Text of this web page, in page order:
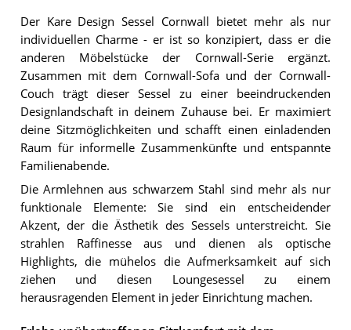
Der Kare Design Sessel Cornwall bietet mehr als nur
individuellen Charme - er ist so konzipiert, dass er die
anderen Möbelstücke der Cornwall-Serie ergänzt.
Zusammen mit dem Cornwall-Sofa und der Cornwall-
Couch trägt dieser Sessel zu einer beeindruckenden
Designlandschaft in deinem Zuhause bei. Er maximiert
deine Sitzmöglichkeiten und schafft einen einladenden
Raum für informelle Zusammenkünfte und entspannte
Familienabende.
Die Armlehnen aus schwarzem Stahl sind mehr als nur
funktionale Elemente: Sie sind ein entscheidender
Akzent, der die Ästhetik des Sessels unterstreicht. Sie
strahlen Raffinesse aus und dienen als optische
Highlights, die mühelos die Aufmerksamkeit auf sich
ziehen und diesen Loungesessel zu einem
herausragenden Element in jeder Einrichtung machen.